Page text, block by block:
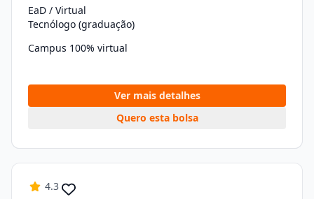
EaD / Virtual
Tecnólogo (graduação)
Campus 100% virtual
Ver mais detalhes
Quero esta bolsa
4.3